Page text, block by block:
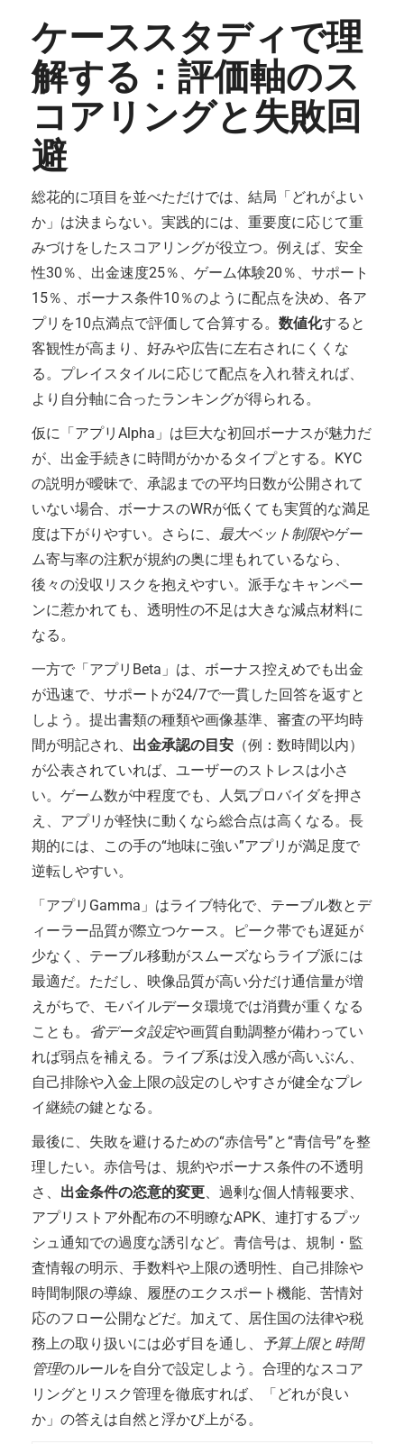
ケーススタディで理
解する：評価軸のス
コアリングと失敗回
避
総花的に項目を並べただけでは、結局「どれがよい
か」は決まらない。実践的には、重要度に応じて重
みづけをしたスコアリングが役立つ。例えば、安全
性30％、出金速度25％、ゲーム体験20％、サポート
15％、ボーナス条件10％のように配点を決め、各ア
プリを10点満点で評価して合算する。 数値化すると
客観性が高まり、好みや広告に左右されにくくな
る。プレイスタイルに応じて配点を入れ替えれば、
より自分軸に合ったランキングが得られる。
仮に「アプリAlpha」は巨大な初回ボーナスが魅力だ
が、出金手続きに時間がかかるタイプとする。KYC
の説明が曖昧で、承認までの平均日数が公開されて
いない場合、ボーナスのWRが低くても実質的な満足
度は下がりやすい。さらに、 最大ベット制限やゲー
ム寄与率の注釈が規約の奥に埋もれているなら、
後々の没収リスクを抱えやすい。派手なキャンペー
ンに惹かれても、透明性の不足は大きな減点材料に
なる。
一方で「アプリBeta」は、ボーナス控えめでも出金
が迅速で、サポートが24/7で一貫した回答を返すと
しよう。提出書類の種類や画像基準、審査の平均時
間が明記され、 出金承認の目安 （例：数時間以内）
が公表されていれば、ユーザーのストレスは小さ
い。ゲーム数が中程度でも、人気プロバイダを押さ
え、アプリが軽快に動くなら総合点は高くなる。長
期的には、この手の“地味に強い”アプリが満足度で
逆転しやすい。
「アプリGamma」はライブ特化で、テーブル数とデ
ィーラー品質が際立つケース。ピーク帯でも遅延が
少なく、テーブル移動がスムーズならライブ派には
最適だ。ただし、映像品質が高い分だけ通信量が増
えがちで、モバイルデータ環境では消費が重くなる
ことも。
省データ設定や画質自動調整が備わってい
れば弱点を補える。ライブ系は没入感が高いぶん、
自己排除や入金上限の設定のしやすさが健全なプレ
イ継続の鍵となる。
最後に、失敗を避けるための“赤信号”と“青信号”を整
理したい。赤信号は、規約やボーナス条件の不透明
さ、 出金条件の恣意的変更、過剰な個人情報要求、
アプリストア外配布の不明瞭なAPK、連打するプッ
シュ通知での過度な誘引など。青信号は、規制・監
査情報の明示、手数料や上限の透明性、自己排除や
時間制限の導線、履歴のエクスポート機能、苦情対
応のフロー公開などだ。加えて、居住国の法律や税
務上の取り扱いには必ず目を通し、
予算上限と 時間
管理のルールを自分で設定しよう。合理的なスコア
リングとリスク管理を徹底すれば、「どれが良い
か」の答えは自然と浮かび上がる。